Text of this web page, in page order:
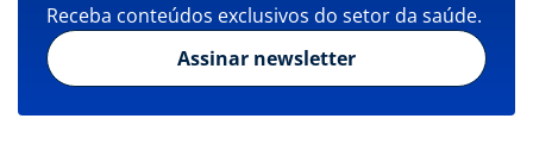
Receba conteúdos exclusivos do setor da saúde.
Assinar newsletter